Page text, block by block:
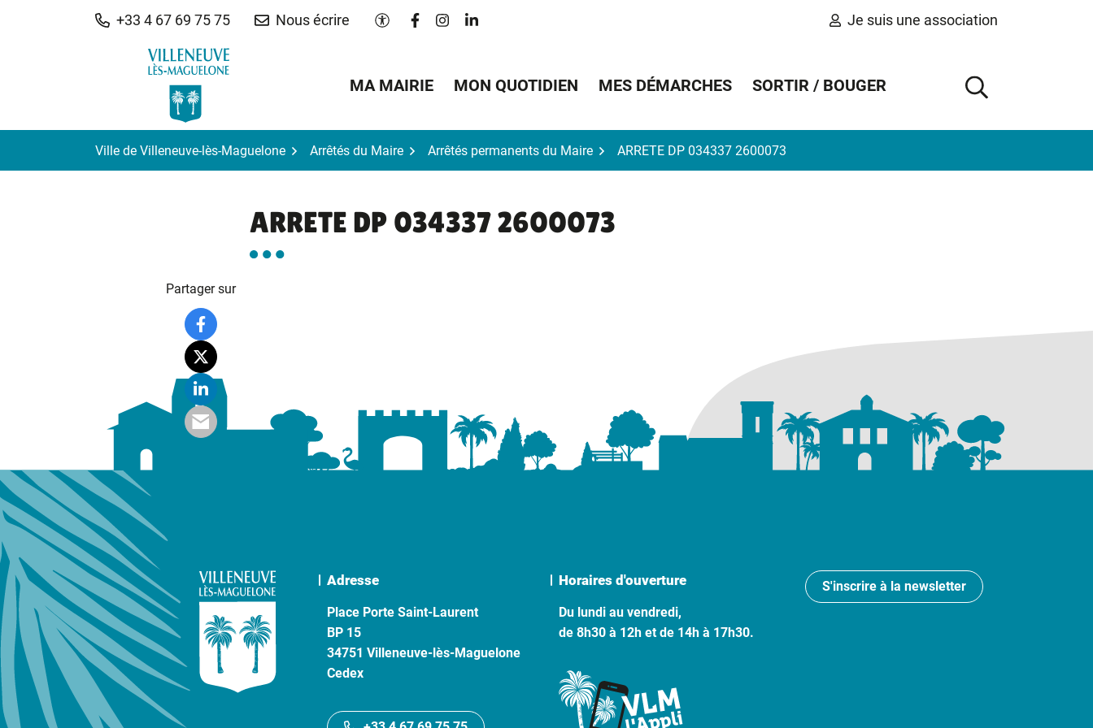
+33 4 67 69 75 75 Nous écrire Paramètres d'accessibilité
Lien vers le compte Facebook
Lien vers le compte Instagram
Lien vers le compte Linkedin Je suis une association
MA MAIRIE MON QUOTIDIEN MES DÉMARCHES SORTIR / BOUGER
AFFICHER
Ville de Villeneuve-lès-Maguelone Arrêtés du Maire Arrêtés permanents du Maire ARRETE DP 034337 2600073
ARRETE DP 034337 2600073
Partager sur
Adresse
Place Porte Saint-Laurent
BP 15
34751 Villeneuve-lès-Maguelone
Cedex
Horaires d'ouverture
Du lundi au vendredi,
de 8h30 à 12h et de 14h à 17h30.
S'inscrire à la newsletter